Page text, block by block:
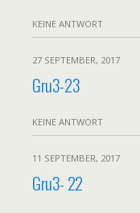
KEINE ANTWORT
27 SEPTEMBER, 2017
Gru3-23
KEINE ANTWORT
11 SEPTEMBER, 2017
Gru3- 22